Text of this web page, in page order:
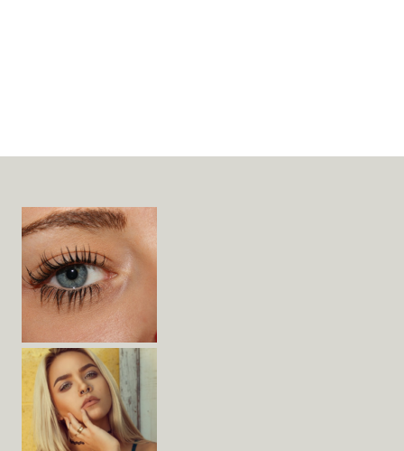
Area